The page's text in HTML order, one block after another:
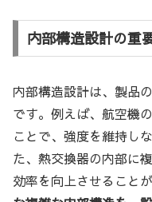
内部構造設計の重
内部構造設計は、製品
です。例えば、航空機
ことで、強度を維持し
た、熱交換器の内部に
効率を向上させることが